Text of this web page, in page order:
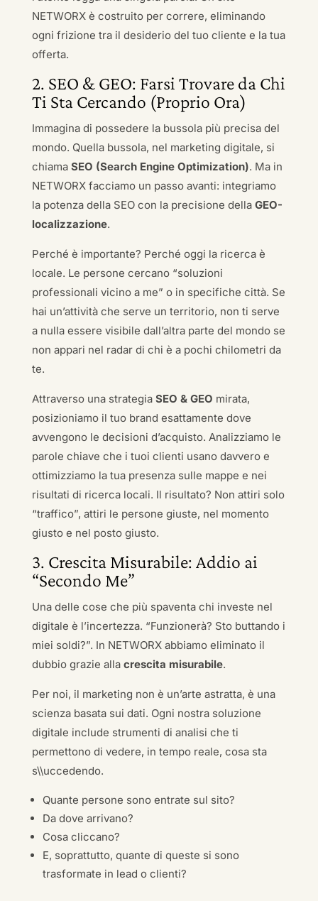
NETWORX è costruito per correre, eliminando
ogni frizione tra il desiderio del tuo cliente e la tua
offerta.
2. SEO & GEO: Farsi Trovare da Chi
Ti Sta Cercando (Proprio Ora)
Immagina di possedere la bussola più precisa del
mondo. Quella bussola, nel marketing digitale, si
chiama SEO (Search Engine Optimization). Ma in
NETWORX facciamo un passo avanti: integriamo
la potenza della SEO con la precisione della GEO-
localizzazione.
Perché è importante? Perché oggi la ricerca è
locale. Le persone cercano “soluzioni
professionali vicino a me” o in specifiche città. Se
hai un’attività che serve un territorio, non ti serve
a nulla essere visibile dall’altra parte del mondo se
non appari nel radar di chi è a pochi chilometri da
te.
Attraverso una strategia SEO & GEO mirata,
posizioniamo il tuo brand esattamente dove
avvengono le decisioni d’acquisto. Analizziamo le
parole chiave che i tuoi clienti usano davvero e
ottimizziamo la tua presenza sulle mappe e nei
risultati di ricerca locali. Il risultato? Non attiri solo
“traffico”, attiri le persone giuste, nel momento
giusto e nel posto giusto.
3. Crescita Misurabile: Addio ai
“Secondo Me”
Una delle cose che più spaventa chi investe nel
digitale è l’incertezza. “Funzionerà? Sto buttando i
miei soldi?”. In NETWORX abbiamo eliminato il
dubbio grazie alla crescita misurabile.
Per noi, il marketing non è un’arte astratta, è una
scienza basata sui dati. Ogni nostra soluzione
digitale include strumenti di analisi che ti
permettono di vedere, in tempo reale, cosa sta
s\\uccedendo.
Quante persone sono entrate sul sito?
Da dove arrivano?
Cosa cliccano?
E, soprattutto, quante di queste si sono
trasformate in lead o clienti?